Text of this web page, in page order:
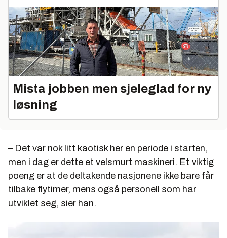
Mista jobben men sjeleglad for ny
løsning
– Det var nok litt kaotisk her en periode i starten,
men i dag er dette et velsmurt maskineri. Et viktig
poeng er at de deltakende nasjonene ikke bare får
tilbake flytimer, mens også personell som har
utviklet seg, sier han.